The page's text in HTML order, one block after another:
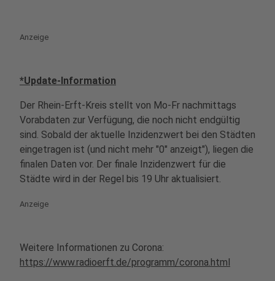
Anzeige
*Update-Information
Der Rhein-Erft-Kreis stellt von Mo-Fr nachmittags
Vorabdaten zur Verfügung, die noch nicht endgültig
sind. Sobald der aktuelle Inzidenzwert bei den Städten
eingetragen ist (und nicht mehr "0" anzeigt"), liegen die
finalen Daten vor. Der finale Inzidenzwert für die
Städte wird in der Regel bis 19 Uhr aktualisiert.
Anzeige
Weitere Informationen zu Corona:
https://www.radioerft.de/programm/corona.html